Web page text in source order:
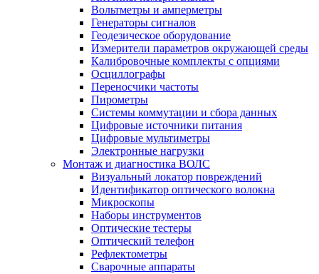
Вольтметры и амперметры
Генераторы сигналов
Геодезическое оборудование
Измерители параметров окружающей среды
Калибровочные комплекты с опциями
Осциллографы
Переносчики частоты
Пирометры
Системы коммутации и сбора данных
Цифровые источники питания
Цифровые мультиметры
Электронные нагрузки
Монтаж и диагностика ВОЛС
Визуальный локатор повреждений
Идентификатор оптического волокна
Микроскопы
Наборы инструментов
Оптические тестеры
Оптический телефон
Рефлектометры
Сварочные аппараты